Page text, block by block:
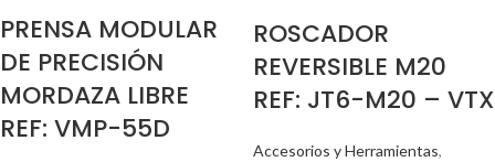
PRENSA MODULAR
DE PRECISIÓN
MORDAZA LIBRE
REF: VMP-55D
ROSCADOR
REVERSIBLE M20
REF: JT6-M20 – VTX
Accesorios y Herramientas,